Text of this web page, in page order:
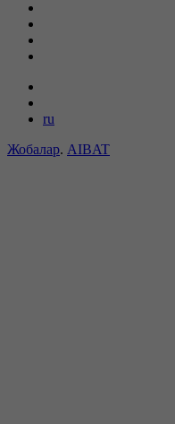
ru
Жобалар. AIBAT